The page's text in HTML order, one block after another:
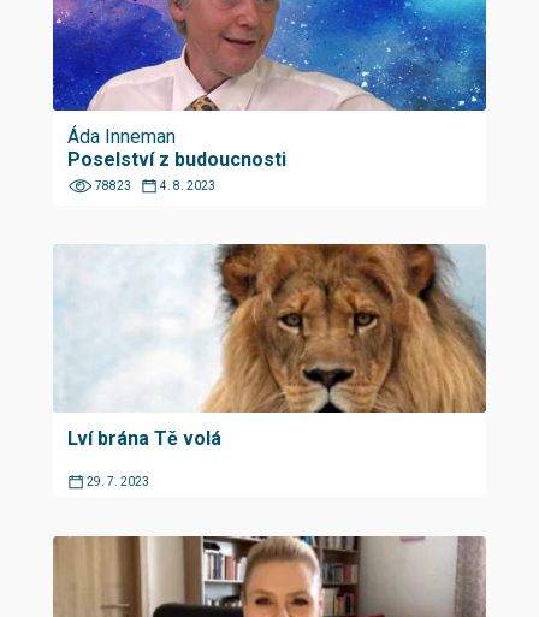
Áda Inneman
Poselství z budoucnosti
78823 4. 8. 2023
Lví brána Tě volá
29. 7. 2023